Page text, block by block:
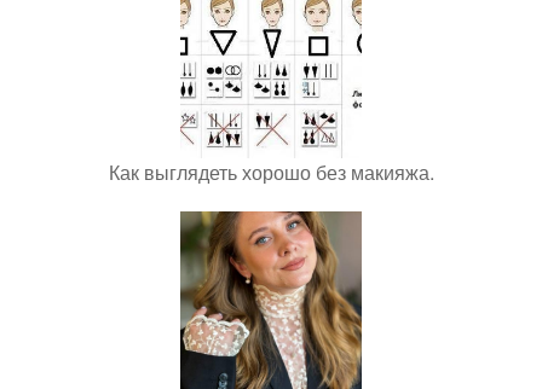
Как выглядеть хорошо без макияжа.